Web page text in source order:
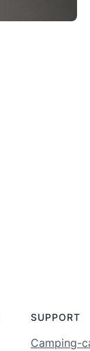
SUPPORT
Camping-